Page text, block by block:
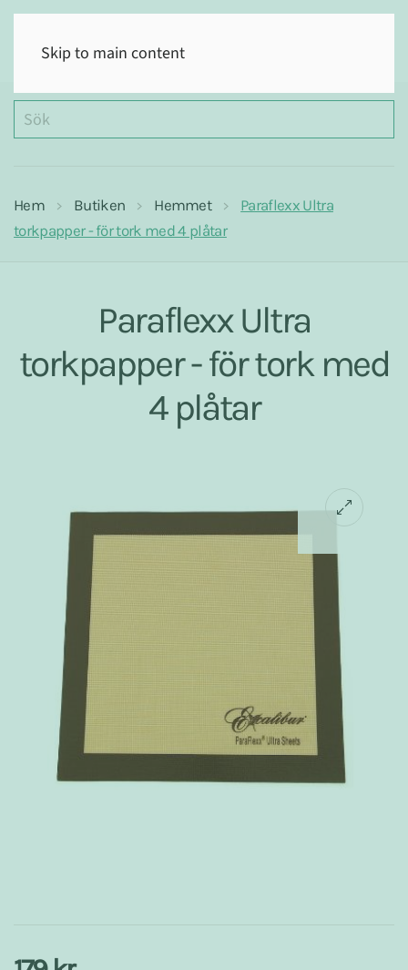
Skip to main content
Hem Butiken Hemmet
Paraflexx Ultra
torkpapper - för tork med 4 plåtar
Paraflexx Ultra
torkpapper - för tork med
4 plåtar